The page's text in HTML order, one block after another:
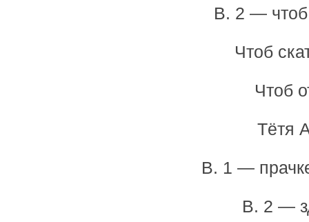
В. 2 — чтоб
Чтоб
Чтоб
Тётя
В. 1 —
В. 2 —